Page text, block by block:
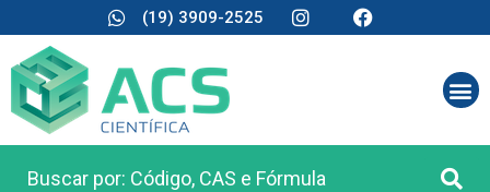
(19) 3909-2525
CATEGORIA:REAGENTES ANALÍTICOS